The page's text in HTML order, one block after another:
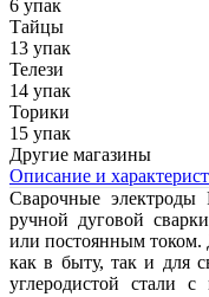
6 упак
Тайцы
13 упак
Телези
14 упак
Торики
15 упак
Другие магазины
Описание и
Сварочные
ручной дуговой
или постоянным током.
как в быту, так и для
углеродистой стали